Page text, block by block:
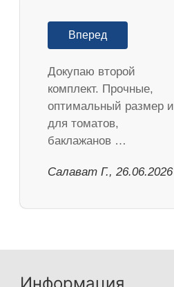
Вперед
Докупаю второй
комплект. Прочные,
оптимальный размер и
для томатов,
баклажанов …
Салават Г., 26.06.2026
Информация